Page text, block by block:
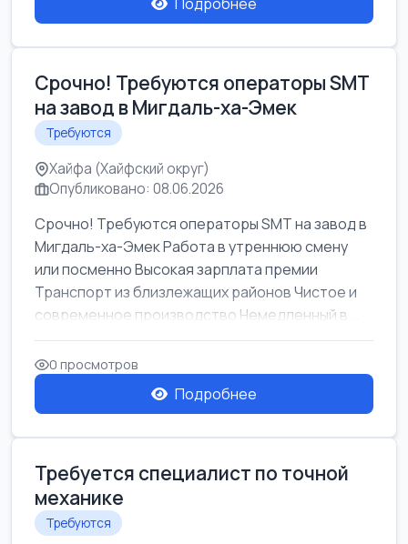
Срочно! Требуются операторы SMT
на завод в Мигдаль-ха-Эмек
Требуются
Хайфа (Хайфский округ)
Опубликовано: 08.06.2026
Срочно! Требуются операторы SMT на завод в
Мигдаль-ха-Эмек Работа в утреннюю смену
или посменно Высокая зарплата премии
Транспорт из близлежащих районов Чистое и
современное производство Немедленный в...
0 просмотров
Подробнее
Требуется специалист по точной
механике
Требуются